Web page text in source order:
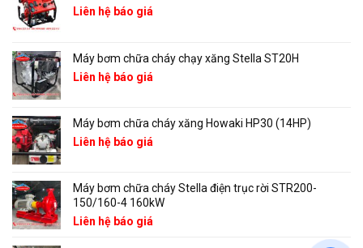
Liên hệ báo giá
Máy bơm chữa cháy chạy xăng Stella ST20H
Liên hệ báo giá
Máy bơm chữa cháy xăng Howaki HP30 (14HP)
Liên hệ báo giá
Máy bơm chữa cháy Stella điện trục rời STR200-
150/160-4 160kW
Liên hệ báo giá